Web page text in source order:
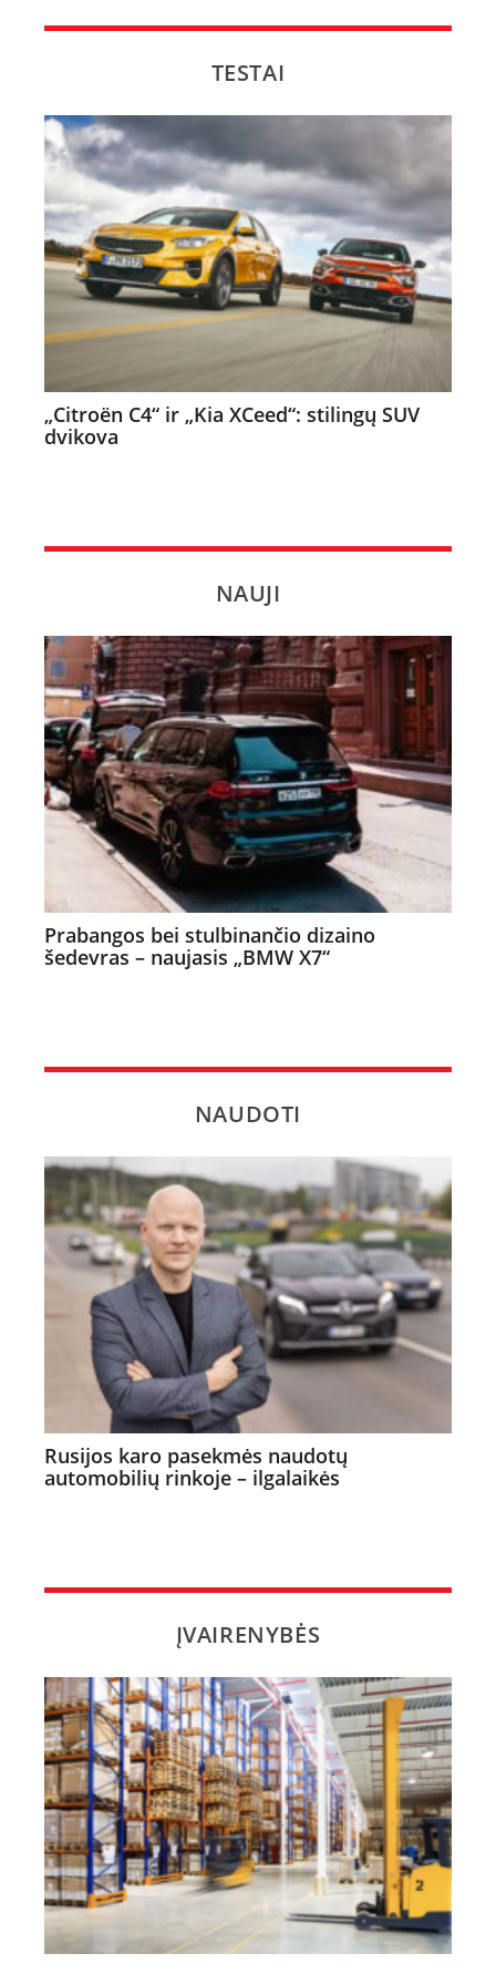
TESTAI
„Citroën C4“ ir „Kia XCeed“: stilingų SUV
dvikova
NAUJI
Prabangos bei stulbinančio dizaino
šedevras – naujasis „BMW X7“
NAUDOTI
Rusijos karo pasekmės naudotų
automobilių rinkoje – ilgalaikės
ĮVAIRENYBĖS